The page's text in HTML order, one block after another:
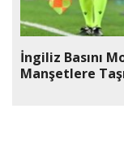
İngiliz Basını
Manşetlere